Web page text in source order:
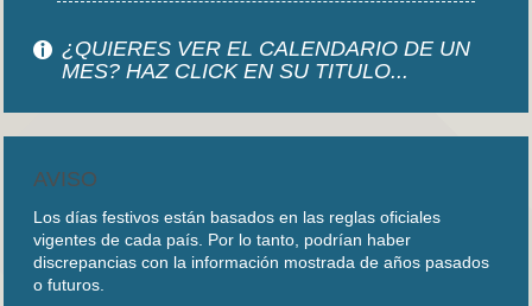
¿QUIERES VER EL CALENDARIO DE UN
MES? HAZ CLICK EN SU TITULO...
AVISO
Los días festivos están basados en las reglas oficiales
vigentes de cada país. Por lo tanto, podrían haber
discrepancias con la información mostrada de años pasados
o futuros.